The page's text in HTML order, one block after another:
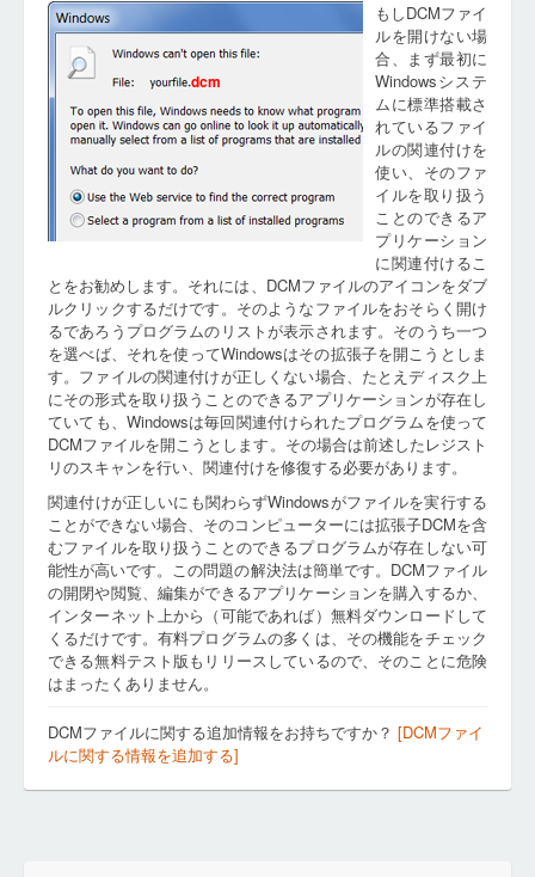
dcm
もしDCMファイ
ルを開けない場
合、まず最初に
Windowsシステ
ムに標準搭載さ
れているファイ
ルの関連付けを
使い、そのファ
イルを取り扱う
ことのできるア
プリケーション
に関連付けるこ
とをお勧めします。それには、DCMファイルのアイコンをダブ
ルクリックするだけです。そのようなファイルをおそらく開け
るであろうプログラムのリストが表示されます。そのうち一つ
を選べば、それを使ってWindowsはその拡張子を開こうとしま
す。ファイルの関連付けが正しくない場合、たとえディスク上
にその形式を取り扱うことのできるアプリケーションが存在し
ていても、Windowsは毎回関連付けられたプログラムを使って
DCMファイルを開こうとします。その場合は前述したレジスト
リのスキャンを行い、関連付けを修復する必要があります。
関連付けが正しいにも関わらずWindowsがファイルを実行する
ことができない場合、そのコンピューターには拡張子DCMを含
むファイルを取り扱うことのできるプログラムが存在しない可
能性が高いです。この問題の解決法は簡単です。DCMファイル
の開閉や閲覧、編集ができるアプリケーションを購入するか、
インターネット上から（可能であれば）無料ダウンロードして
くるだけです。有料プログラムの多くは、その機能をチェック
できる無料テスト版もリリースしているので、そのことに危険
はまったくありません。
DCMファイルに関する追加情報をお持ちですか？ [DCMファイ
ルに関する情報を追加する]